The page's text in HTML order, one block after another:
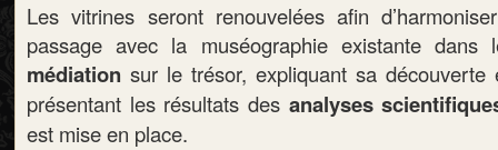
Les vitrines seront renouvelées afin
passage avec la muséographie existante
médiation sur le trésor, expliquant sa
présentant les résultats des analyses
est mise en place.